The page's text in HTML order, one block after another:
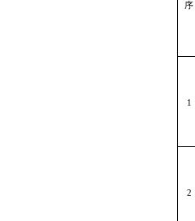
序
1
2